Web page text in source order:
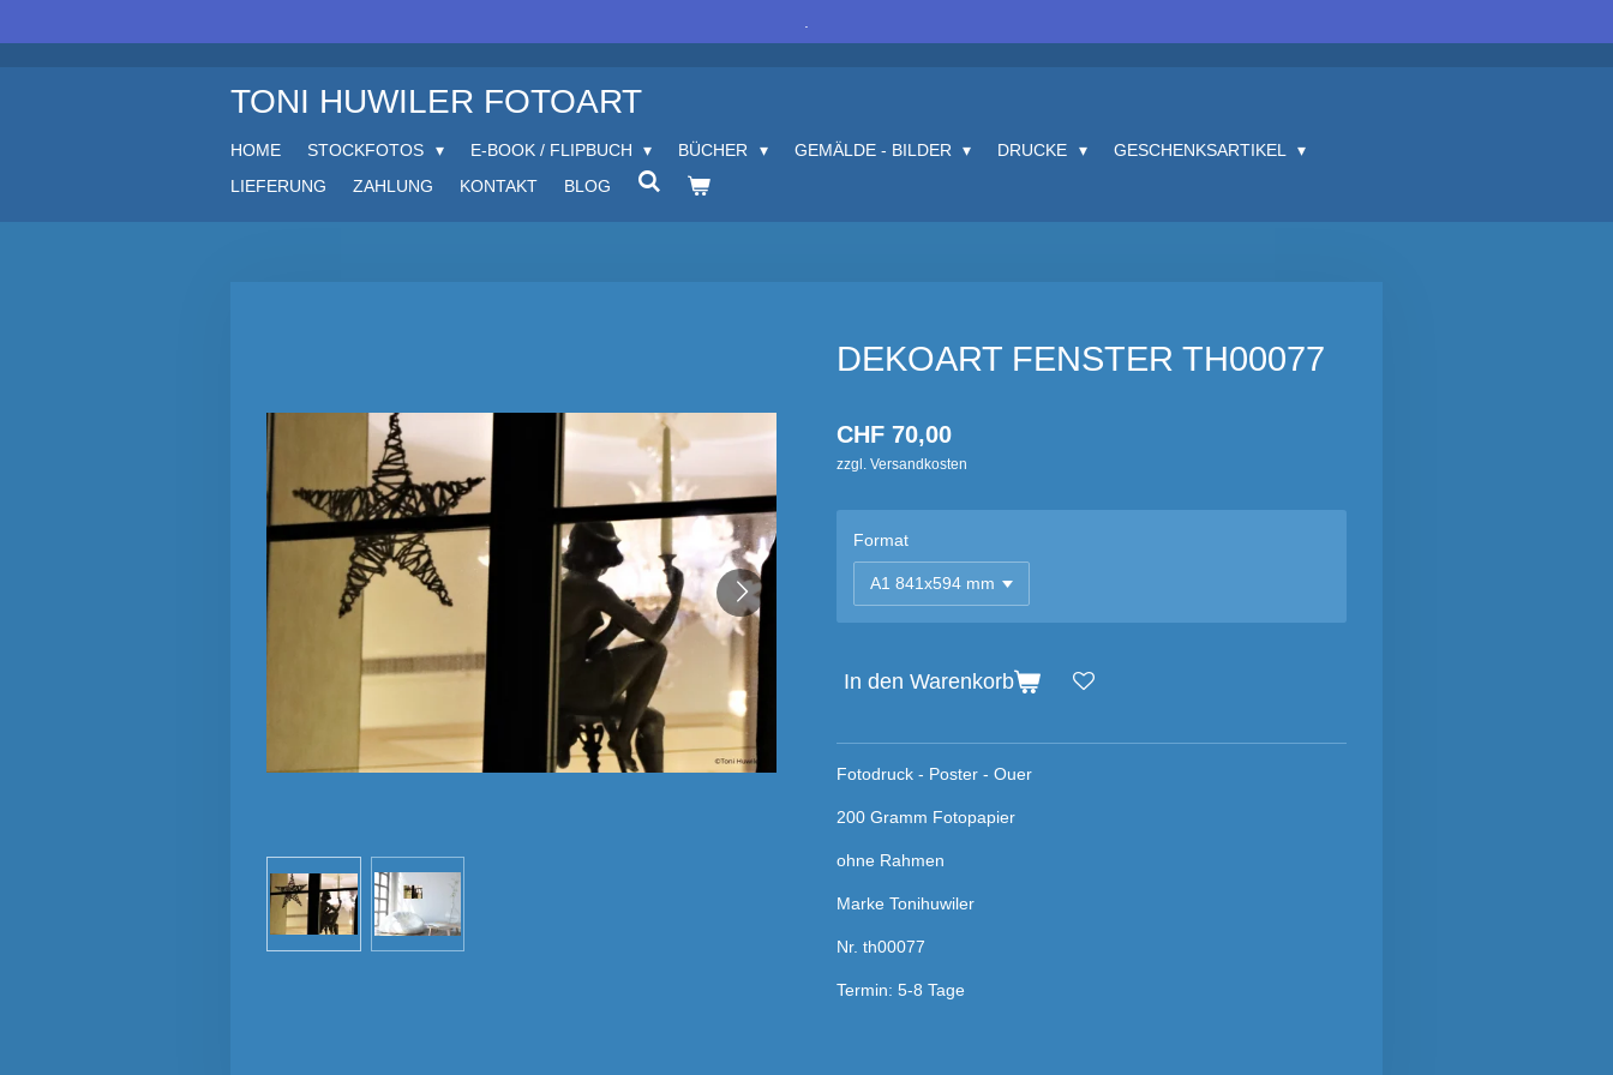
TONI HUWILER FOTOART
HOME STOCKFOTOS E-BOOK / FLIPBUCH BÜCHER GEMÄLDE - BILDER DRUCKE
GESCHENKSARTIKEL
LIEFERUNG
ZAHLUNG KONTAKT BLOG
DEKOART FENSTER TH00077
CHF 70,00
zzgl. Versandkosten
Format
In den Warenkorb
Fotodruck - Poster - Ouer
200 Gramm Fotopapier
ohne Rahmen
Marke Tonihuwiler
Nr. th00077
Termin: 5-8 Tage